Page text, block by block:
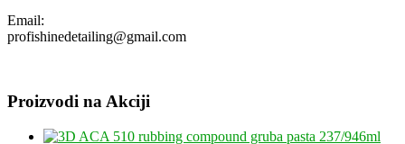
Email:
profishinedetailing@gmail.com
Proizvodi na Akciji